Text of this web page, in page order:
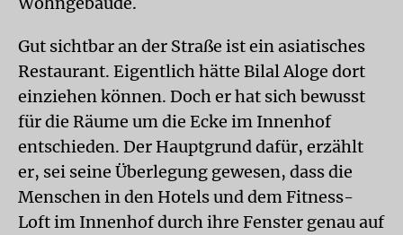
Gut sichtbar an der Straße ist ein asiatisches
Restaurant. Eigentlich hätte Bilal Aloge dort
einziehen können. Doch er hat sich bewusst
für die Räume um die Ecke im Innenhof
entschieden. Der Hauptgrund dafür, erzählt
er, sei seine Überlegung gewesen, dass die
Menschen in den Hotels und dem Fitness-
Loft im Innenhof durch ihre Fenster genau auf